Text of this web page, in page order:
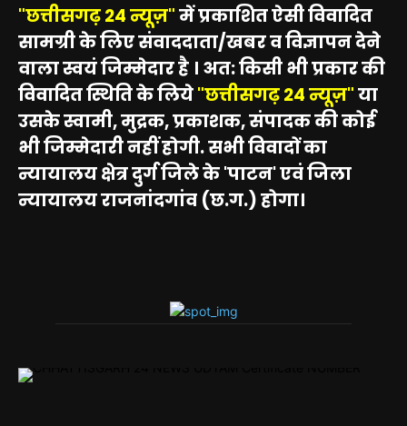
"छत्तीसगढ़ 24 न्यूज़"में प्रकाशित ऐसी विवादित
सामग्री के लिए संवाददाता/खबर व विज्ञापन देने
वाला स्वयं जिम्मेदार है । अत: किसी भी प्रकार की
विवादित स्थिति के लिये"छत्तीसगढ़ 24 न्यूज़"या
उसके स्वामी, मुद्रक, प्रकाशक, संपादक की कोई
भी जिम्मेदारी नहीं होगी. सभी विवादों का
न्यायालय क्षेत्र दुर्ग जिले के 'पाटन' एवं जिला
न्यायालय राजनांदगांव (छ.ग.) होगा।